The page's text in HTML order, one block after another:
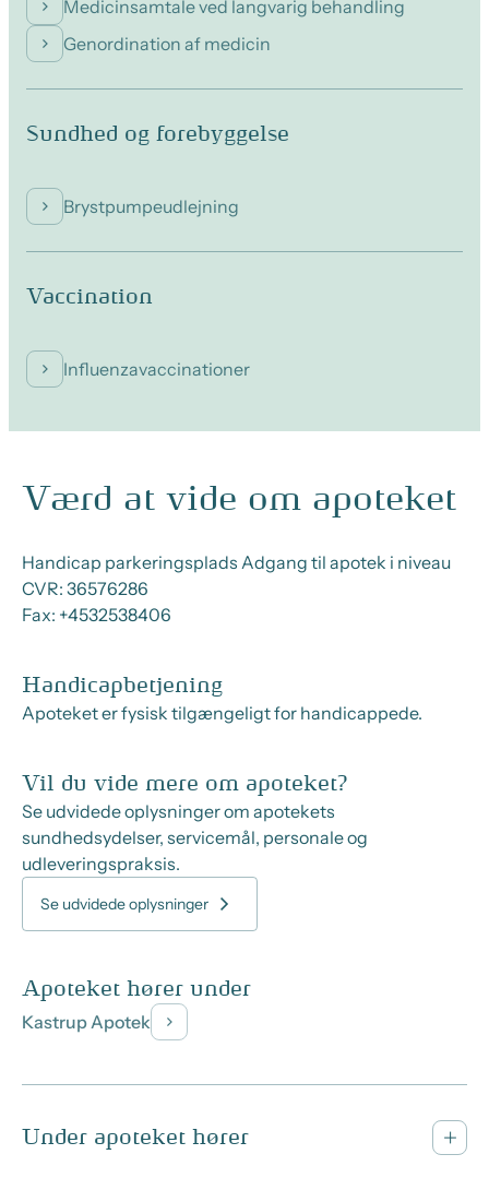
Medicinsamtale ved langvarig behandling
Genordination af medicin
Sundhed og forebyggelse
Brystpumpeudlejning
Vaccination
Influenzavaccinationer
Værd at vide om apoteket
Handicap parkeringsplads Adgang til apotek i niveau
CVR: 36576286
Fax: +4532538406
Handicapbetjening
Apoteket er fysisk tilgængeligt for handicappede.
Vil du vide mere om apoteket?
Se udvidede oplysninger om apotekets
sundhedsydelser, servicemål, personale og
udleveringspraksis.
Se udvidede oplysninger
Apoteket hører under
Kastrup Apotek
Under apoteket hører